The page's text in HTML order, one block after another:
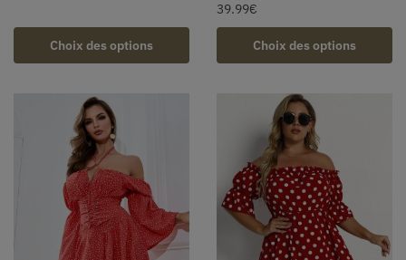
Choix des options
39.99€
Choix des options